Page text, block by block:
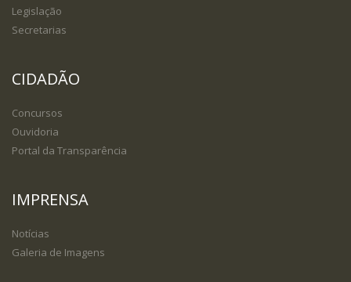
Legislação
Secretarias
CIDADÃO
Concursos
Ouvidoria
Portal da Transparência
IMPRENSA
Notícias
Galeria de Imagens